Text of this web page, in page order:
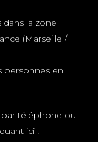
la zone
(Marseille /
personnes en
par téléphone ou
ici !